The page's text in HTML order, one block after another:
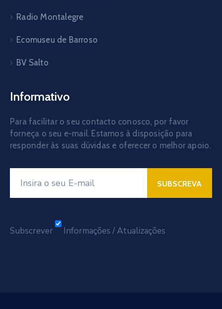
Radio Montalegre
Ecomuseu de Barroso
BV Salto
Informativo
Para facilitar o seu contacto conosco, por favor
forneça o seu e-mail. Estamos à disposição para
responder às suas dúvidas e oferecer o melhor apoio.
Subscrever Informações / Atualizações